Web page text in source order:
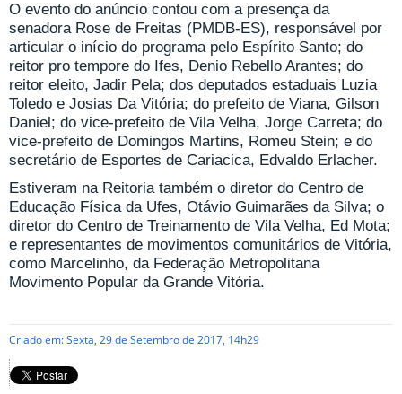
O evento do anúncio contou com a presença da
senadora Rose de Freitas (PMDB-ES), responsável por
articular o início do programa pelo Espírito Santo; do
reitor pro tempore do Ifes, Denio Rebello Arantes; do
reitor eleito, Jadir Pela; dos deputados estaduais Luzia
Toledo e Josias Da Vitória; do prefeito de Viana, Gilson
Daniel; do vice-prefeito de Vila Velha, Jorge Carreta; do
vice-prefeito de Domingos Martins, Romeu Stein; e do
secretário de Esportes de Cariacica, Edvaldo Erlacher.
Estiveram na Reitoria também o diretor do Centro de
Educação Física da Ufes, Otávio Guimarães da Silva; o
diretor do Centro de Treinamento de Vila Velha, Ed Mota;
e representantes de movimentos comunitários de Vitória,
como Marcelinho, da Federação Metropolitana
Movimento Popular da Grande Vitória.
Criado em: Sexta, 29 de Setembro de 2017, 14h29